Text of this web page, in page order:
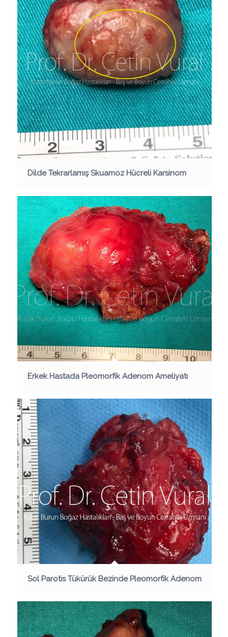
Dilde Tekrarlamış Skuamoz Hücreli Karsinom
Erkek Hastada Pleomorfik Adenom Ameliyatı
Sol Parotis Tükürük Bezinde Pleomorfik Adenom